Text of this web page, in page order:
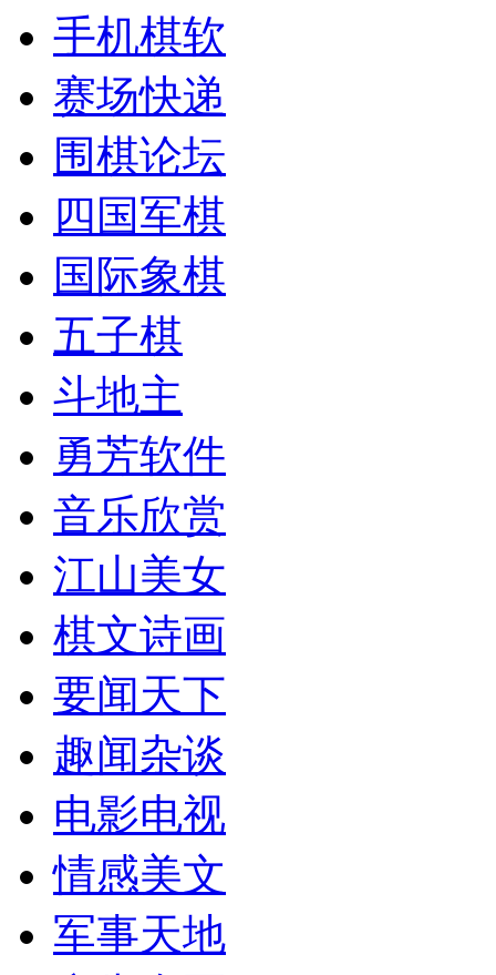
手机棋软
赛场快递
围棋论坛
四国军棋
国际象棋
五子棋
斗地主
勇芳软件
音乐欣赏
江山美女
棋文诗画
要闻天下
趣闻杂谈
电影电视
情感美文
军事天地